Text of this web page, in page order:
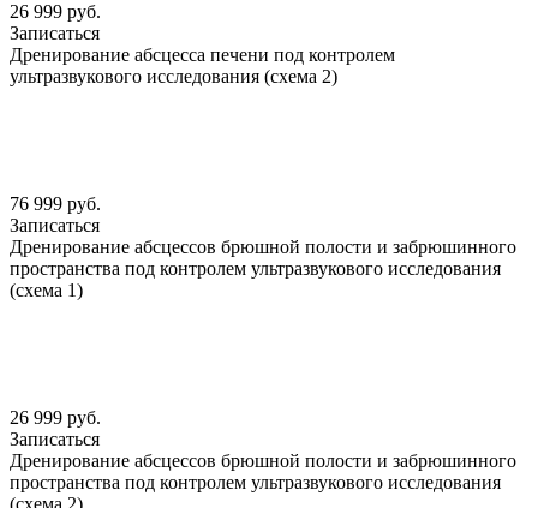
26 999 руб.
Записаться
Дренирование абсцесса печени под контролем
ультразвукового исследования (схема 2)
76 999 руб.
Записаться
Дренирование абсцессов брюшной полости и забрюшинного
пространства под контролем ультразвукового исследования
(схема 1)
26 999 руб.
Записаться
Дренирование абсцессов брюшной полости и забрюшинного
пространства под контролем ультразвукового исследования